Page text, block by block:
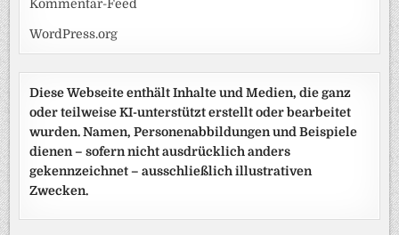
Kommentar-Feed
WordPress.org
Diese Webseite enthält Inhalte und Medien, die ganz
oder teilweise KI-unterstützt erstellt oder bearbeitet
wurden. Namen, Personenabbildungen und Beispiele
dienen – sofern nicht ausdrücklich anders
gekennzeichnet – ausschließlich illustrativen
Zwecken.